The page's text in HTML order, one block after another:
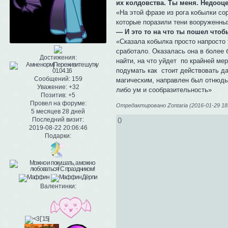
Достижения:
Сообщений:159
Уважение: +32
Позитив: +5
Провел на форуме:
5 месяцев 28 дней
Последний визит:
2019-08-22 20:06:46
Подарки:
Валентинки:
их колдовства. Ты меня.
«На этой фразе из рога кобылки
которые поразили тени
— И это то на что ты пошел
«Сказала кобылка просто
сработало. Оказалась она в
найти, на что уйдет по крайней
подумать как стоит действовать
магическим, направлен был
либо ум и сообразительность»
Отредактировано Zontaria (2016-01-29
0